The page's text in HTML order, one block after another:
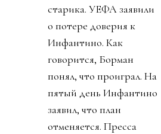
старика. УЕФА заявили
о потере доверия к
Инфантино. Как
говорится, Борман
понял, что проиграл. На
пятый день Инфантино
заявил, что план
отменяется. Пресса